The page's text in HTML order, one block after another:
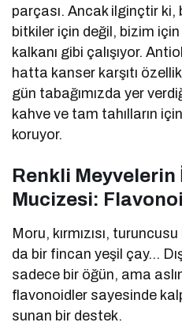
parçası. Ancak ilginçtir ki,
bitkiler için değil, bizim
kalkanı gibi çalışıyor.
hatta kanser karşıtı
gün tabağımızda yer
kahve ve tam tahılların
koruyor.
Renkli Meyvelerin
Mucizesi:
Moru, kırmızısı,
da bir fincan yeşil çay…
sadece bir öğün, ama
flavonoidler sayesinde
sunan bir destek.